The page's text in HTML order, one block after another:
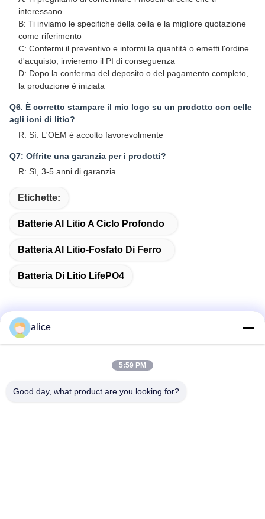
interessano
B: Ti inviamo le specifiche della cella e la migliore quotazione
come riferimento
C: Confermi il preventivo e informi la quantità o emetti l'ordine
d'acquisto, invieremo il PI di conseguenza
D: Dopo la conferma del deposito o del pagamento completo,
la produzione è iniziata
Q6. È corretto stampare il mio logo su un prodotto con celle
agli ioni di litio?
R: Sì. L'OEM è accolto favorevolmente
Q7: Offrite una garanzia per i prodotti?
R: Sì, 3-5 anni di garanzia
Etichette:
Batterie Al Litio A Ciclo Profondo
Batteria Al Litio-Fosfato Di Ferro
Batteria Di Litio LifePO4
Via Fuyuan 5, Parco Industriale delle Batterie al Litio, Zona
alice
5:59 PM
Good day, what product are you looking for?